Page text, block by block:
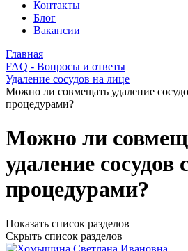
Контакты
Блог
Вакансии
Главная
FAQ - Вопросы и ответы
Удаление сосудов на лице
Можно ли совмещать удаление
процедурами?
Можно ли
удаление
процедурами?
Показать список разделов
Скрыть список разделов